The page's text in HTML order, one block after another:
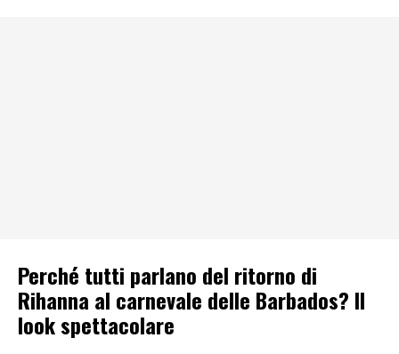
Perché tutti parlano del ritorno di
Rihanna al carnevale delle Barbados? Il
look spettacolare